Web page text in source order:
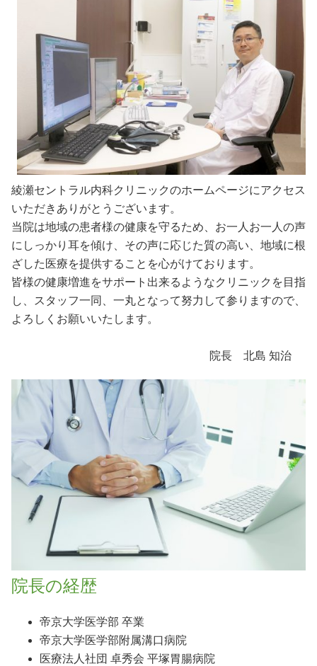
綾瀬セントラル内科クリニックのホームページにアクセス
いただきありがとうございます。
当院は地域の患者様の健康を守るため、お一人お一人の声
にしっかり耳を傾け、その声に応じた質の高い、地域に根
ざした医療を提供することを心がけております。
皆様の健康増進をサポート出来るようなクリニックを目指
し、スタッフ一同、一丸となって努力して参りますので、
よろしくお願いいたします。
院長 北島 知治
院長の経歴
帝京大学医学部 卒業
帝京大学医学部附属溝口病院
医療法人社団 卓秀会 平塚胃腸病院